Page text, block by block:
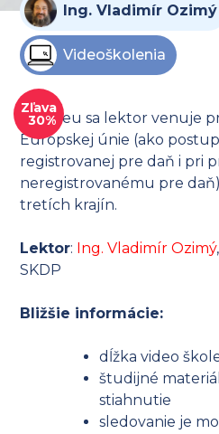
Ing. Vladimír Ozimý
Videoškolenia
Zľava
30%
Vo videu sa lektor venuje
Európskej únie (ako
registrovanej pre daň i pri
neregistrovanému pre
tretích krajín.
Lektor: Ing. Vladimír Ozimý
SKDP
Bližšie informácie:
dĺžka video
študijné
stiahnutie
sledovanie je